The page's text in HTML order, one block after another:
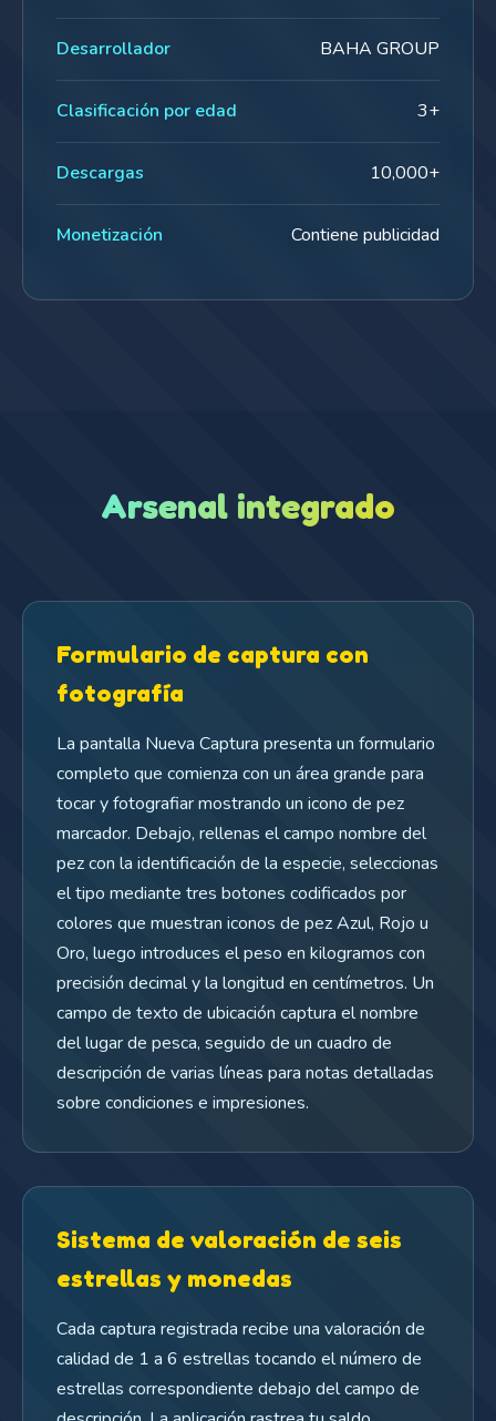
Desarrollador BAHA GROUP
Clasificación por edad 3+
Descargas 10,000+
Monetización Contiene publicidad
Arsenal integrado
Formulario de captura con
fotografía
La pantalla Nueva Captura presenta un formulario
completo que comienza con un área grande para
tocar y fotografiar mostrando un icono de pez
marcador. Debajo, rellenas el campo nombre del
pez con la identificación de la especie, seleccionas
el tipo mediante tres botones codificados por
colores que muestran iconos de pez Azul, Rojo u
Oro, luego introduces el peso en kilogramos con
precisión decimal y la longitud en centímetros. Un
campo de texto de ubicación captura el nombre
del lugar de pesca, seguido de un cuadro de
descripción de varias líneas para notas detalladas
sobre condiciones e impresiones.
Sistema de valoración de seis
estrellas y monedas
Cada captura registrada recibe una valoración de
calidad de 1 a 6 estrellas tocando el número de
estrellas correspondiente debajo del campo de